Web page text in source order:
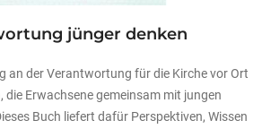
jünger denken
an der Verantwortung für die Kirche vor Ort
die Erwachsene gemeinsam mit jungen
Buch liefert dafür Perspektiven, Wissen